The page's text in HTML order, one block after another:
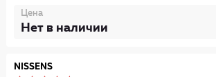
Цена
Нет в наличии
NISSENS